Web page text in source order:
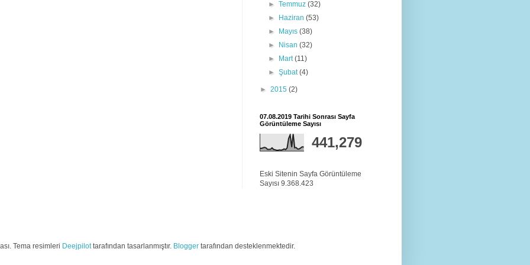
►Temmuz(32)
►
Haziran(53)
►
Mayıs(38)
►
Nisan(32)
►
Mart(11)
►Şubat(4)
► 2015 (2)
07.08.2019 Tarihi Sonrası Sayfa
Görüntüleme Sayısı
441,279
Eski Sitenin Sayfa Görüntüleme
Sayısı 9.368.423
Tema resimleri Deejpilottarafından tasarlanmıştır. Bloggertarafından desteklenmektedir.